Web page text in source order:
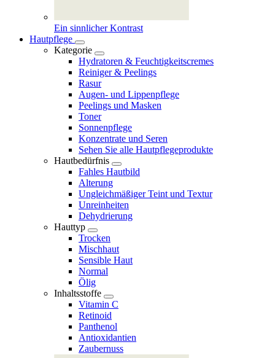
Ein sinnlicher Kontrast
Hautpflege
Kategorie
Hydratoren & Feuchtigkeitscremes
Reiniger & Peelings
Rasur
Augen- und Lippenpflege
Peelings und Masken
Toner
Sonnenpflege
Konzentrate und Seren
Sehen Sie alle Hautpflegeprodukte
Hautbedürfnis
Fahles Hautbild
Alterung
Ungleichmäßiger Teint und Textur
Unreinheiten
Dehydrierung
Hauttyp
Trocken
Mischhaut
Sensible Haut
Normal
Ölig
Inhaltsstoffe
Vitamin C
Retinoid
Panthenol
Antioxidantien
Zaubernuss